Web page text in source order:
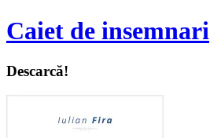
Caiet de insemnari
Descarcă!